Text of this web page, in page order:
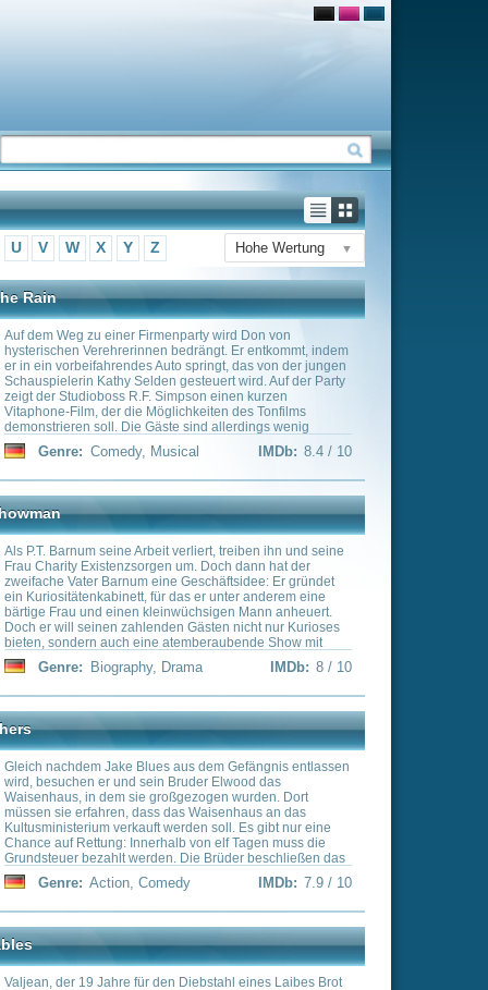
Hohe Wertung
wird Don von
Er entkommt, indem
das von der jungen
wird. Auf der Party
einen kurzen
des Tonfilms
allerdings wenig
springt kurz darauf
stellt sich heraus, dass
ist. Verärgert über
nach ihm, trifft aber
die Party fluchtartig.
Suche Dons
IMDb:8.4 / 10
treiben ihn und seine
dann hat der
Er gründet
unter anderem eine
Mann anheuert.
nicht nur Kurioses
Show mit
Anne Wheeler und
sehnt Barnum sich
die hochnäsig
sich daher mit dem
zusammen und als
der schwedischen
wittert er die Chance
Society und in der
Er geht mit Jenny
IMDb: 8 / 10
dem Gefängnis entlassen
Elwood das
wurden. Dort
an das
Brüder beschließen das
alte Blues-Band wieder
Konzert geben..
eines Laibes Brot
eine
taucht unter und hat
Fabrikbesitzer
die sich und ihre
musste,
Als junge Frau
jedoch vereint.
IMDb:7.9 / 10